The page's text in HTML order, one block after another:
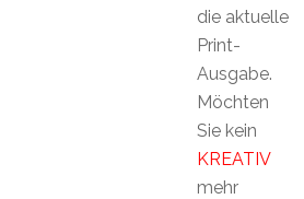
die aktuelle
Print-
Ausgabe.
Möchten
Sie kein
KREATIV
mehr